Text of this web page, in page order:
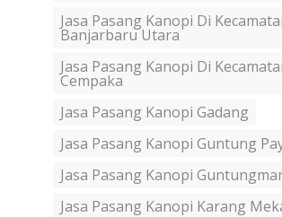
Jasa Pasang Kanopi Di
Banjarbaru Utara
Jasa Pasang Kanopi Di
Cempaka
Jasa Pasang Kanopi Gadang
Jasa Pasang Kanopi Guntung
Jasa Pasang Kanopi
Jasa Pasang Kanopi Karang